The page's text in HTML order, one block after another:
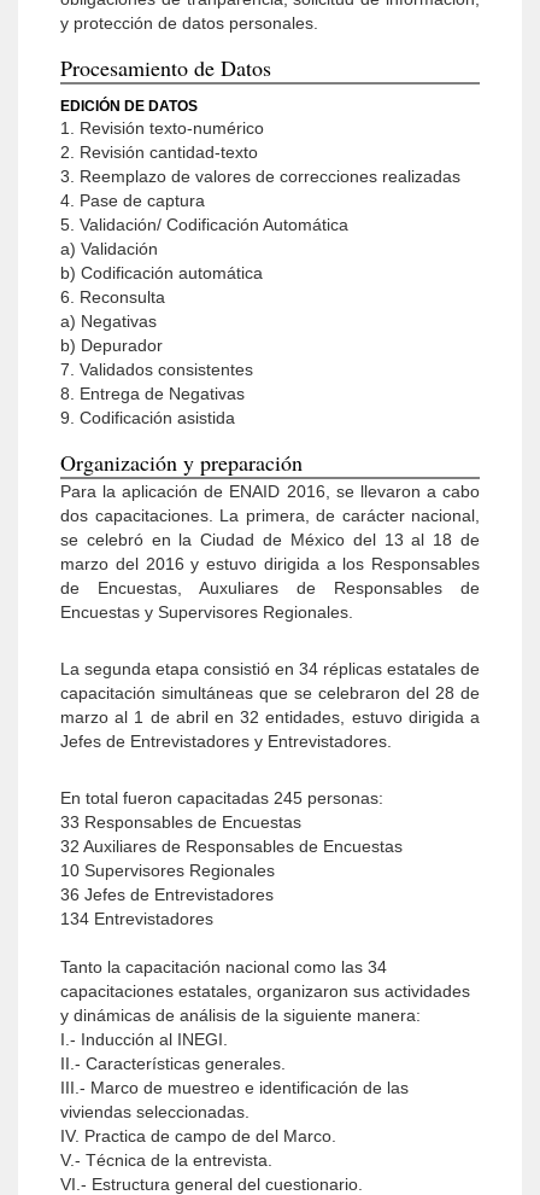
y protección de datos personales.
Procesamiento de Datos
EDICIÓN DE DATOS
1. Revisión texto-numérico
2. Revisión cantidad-texto
3. Reemplazo de valores de correcciones realizadas
4. Pase de captura
5. Validación/ Codificación Automática
a) Validación
b) Codificación automática
6. Reconsulta
a) Negativas
b) Depurador
7. Validados consistentes
8. Entrega de Negativas
9. Codificación asistida
Organización y preparación
Para la aplicación de ENAID 2016, se llevaron a cabo
dos capacitaciones. La primera, de carácter nacional,
se celebró en la Ciudad de México del 13 al 18 de
marzo del 2016 y estuvo dirigida a los Responsables
de Encuestas, Auxuliares de Responsables de
Encuestas y Supervisores Regionales.
La segunda etapa consistió en 34 réplicas estatales de
capacitación simultáneas que se celebraron del 28 de
marzo al 1 de abril en 32 entidades, estuvo dirigida a
Jefes de Entrevistadores y Entrevistadores.
En total fueron capacitadas 245 personas:
33 Responsables de Encuestas
32 Auxiliares de Responsables de Encuestas
10 Supervisores Regionales
36 Jefes de Entrevistadores
134 Entrevistadores
Tanto la capacitación nacional como las 34
capacitaciones estatales, organizaron sus actividades
y dinámicas de análisis de la siguiente manera:
I.- Inducción al INEGI.
II.- Características generales.
III.- Marco de muestreo e identificación de las
viviendas seleccionadas.
IV. Practica de campo de del Marco.
V.- Técnica de la entrevista.
VI.- Estructura general del cuestionario.